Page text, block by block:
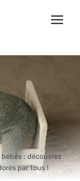
: découvrez
par tous !